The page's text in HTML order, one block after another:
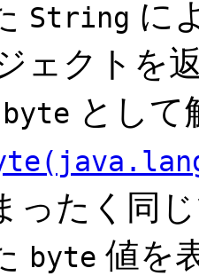
String に
ェクトを
byte として
ったく同
byte 値を